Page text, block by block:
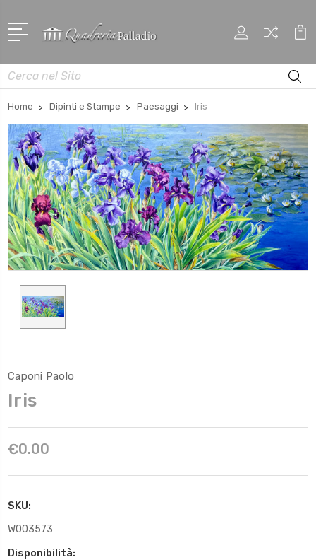
Cerca
Home Dipinti e Stampe Paesaggi Iris
Caponi Paolo
Iris
€0.00
SKU:
W003573
Disponibilità: